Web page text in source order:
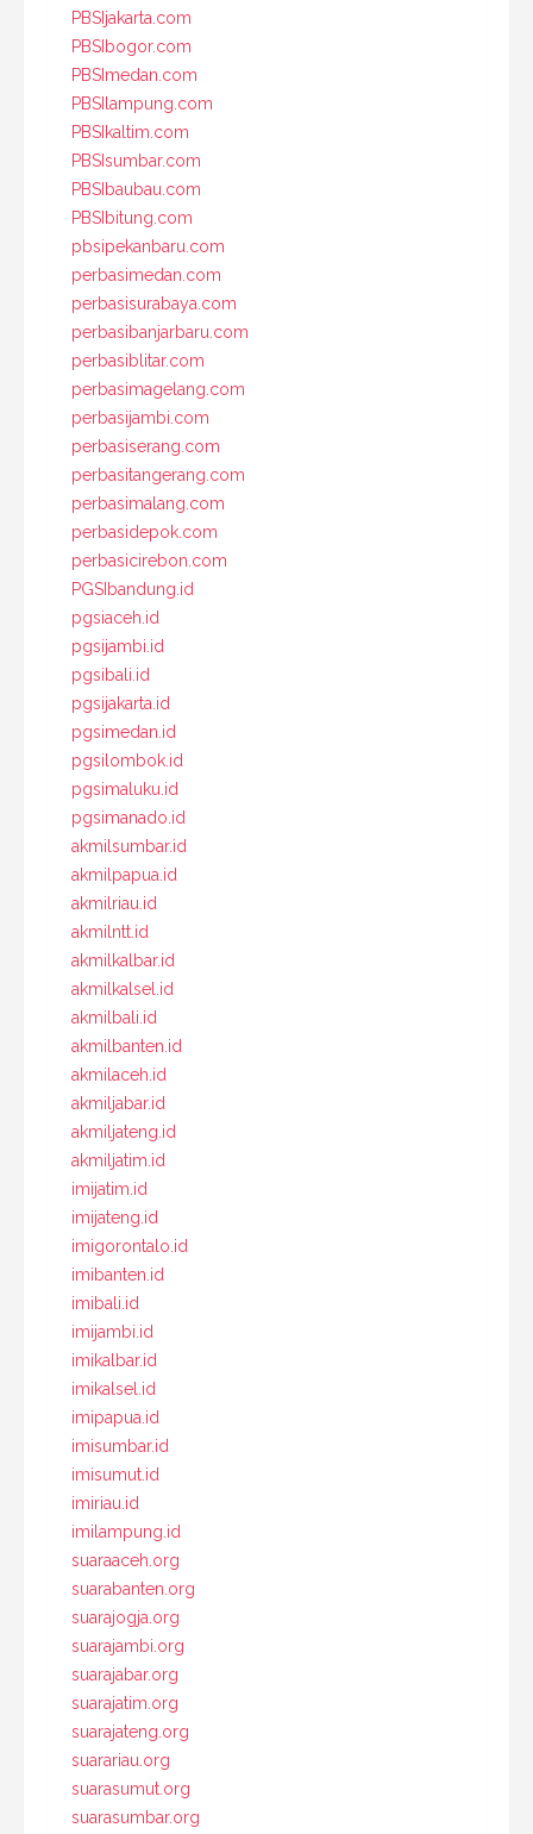
PBSIjakarta.com
PBSIbogor.com
PBSImedan.com
PBSIlampung.com
PBSIkaltim.com
PBSIsumbar.com
PBSIbaubau.com
PBSIbitung.com
pbsipekanbaru.com
perbasimedan.com
perbasisurabaya.com
perbasibanjarbaru.com
perbasiblitar.com
perbasimagelang.com
perbasijambi.com
perbasiserang.com
perbasitangerang.com
perbasimalang.com
perbasidepok.com
perbasicirebon.com
PGSIbandung.id
pgsiaceh.id
pgsijambi.id
pgsibali.id
pgsijakarta.id
pgsimedan.id
pgsilombok.id
pgsimaluku.id
pgsimanado.id
akmilsumbar.id
akmilpapua.id
akmilriau.id
akmilntt.id
akmilkalbar.id
akmilkalsel.id
akmilbali.id
akmilbanten.id
akmilaceh.id
akmiljabar.id
akmiljateng.id
akmiljatim.id
imijatim.id
imijateng.id
imigorontalo.id
imibanten.id
imibali.id
imijambi.id
imikalbar.id
imikalsel.id
imipapua.id
imisumbar.id
imisumut.id
imiriau.id
imilampung.id
suaraaceh.org
suarabanten.org
suarajogja.org
suarajambi.org
suarajabar.org
suarajatim.org
suarajateng.org
suarariau.org
suarasumut.org
suarasumbar.org